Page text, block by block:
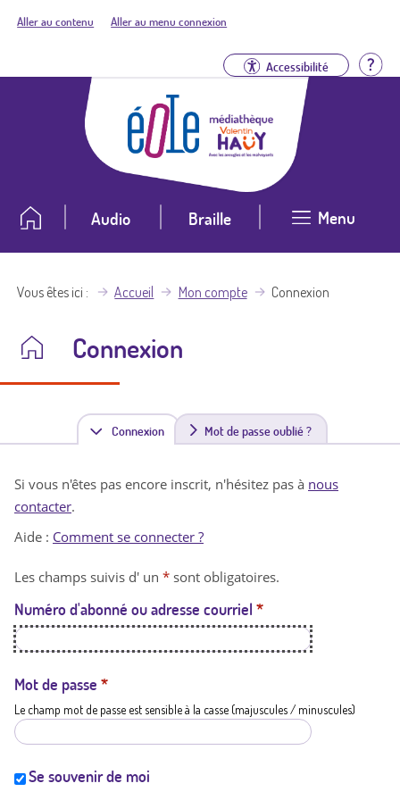
Aller au contenu Aller au menu connexion
Accessibilité
Audio Braille Menu
Vous êtes ici Accueil Mon compte Connexion
Connexion
Connexion(
n
t
a
t
i
Mot de passe oublié ?
Si vous n'êtes pas encore inscrit, n'hésitez pas à nous
contacter.
Aide : Comment se connecter ?
Les champs suivis d' un * sont obligatoires.
Numéro d'abonné ou adresse courriel *
Mot de passe *
Le champ mot de passe est sensible à la casse (majuscules / minuscules)
Se souvenir de moi